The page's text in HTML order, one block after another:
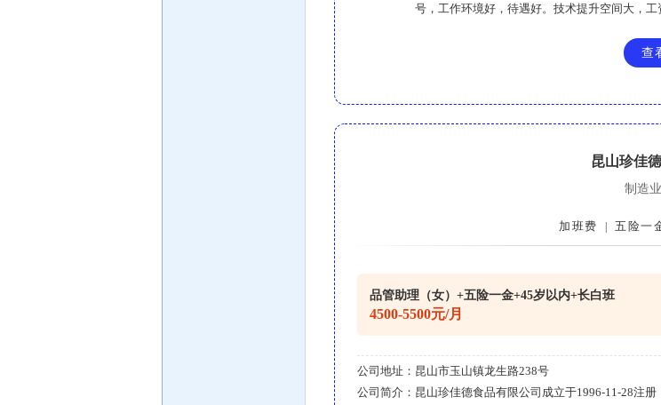
号，工作环境好，待遇好。技术提升空间大，工
查
昆山珍佳
制造
加班费 | 五险一
品管助理（女）+五险一金+45岁以内+长白班
4500-5500元/月
公司地址： 昆山市玉山镇龙生路238号
公司简介： 昆山珍佳德食品有限公司成立于1996-11-28注